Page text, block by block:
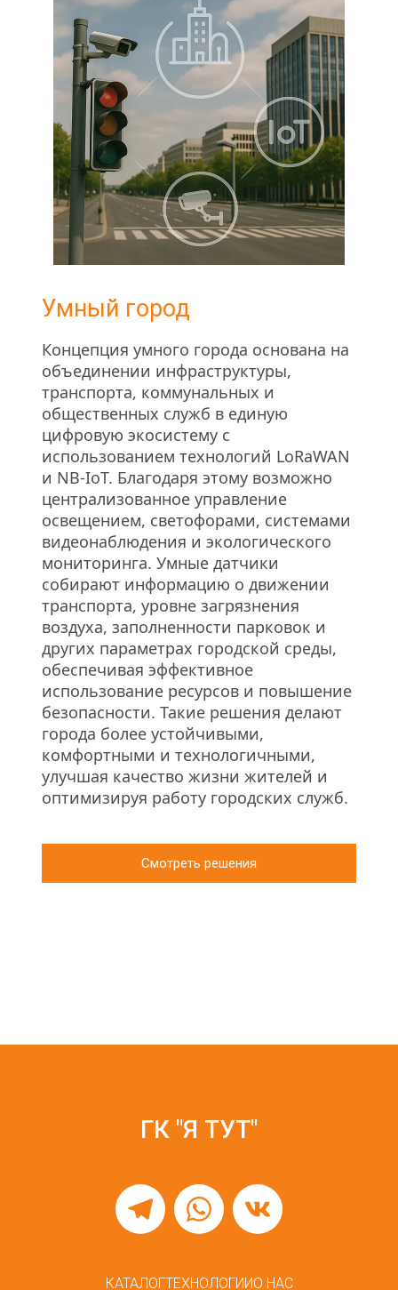
Умный город
Концепция умного города основана на
объединении инфраструктуры,
транспорта, коммунальных и
общественных служб в единую
цифровую экосистему с
использованием технологий LoRaWAN
и NB-IoT. Благодаря этому возможно
централизованное управление
освещением, светофорами, системами
видеонаблюдения и экологического
мониторинга. Умные датчики
собирают информацию о движении
транспорта, уровне загрязнения
воздуха, заполненности парковок и
других параметрах городской среды,
обеспечивая эффективное
использование ресурсов и повышение
безопасности. Такие решения делают
города более устойчивыми,
комфортными и технологичными,
улучшая качество жизни жителей и
оптимизируя работу городских служб.
Смотреть решения
ГК "Я ТУТ"
КАТАЛОГТЕХНОЛОГИИО НАС